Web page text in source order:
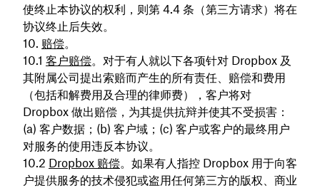
使终止本协议的权利，则第 4.4 条（第三方请求）将在
协议终止后失效。
赔偿。
客户赔偿。对于有人就以下各项针对 Dropbox 及
其附属公司提出索赔而产生的所有责任、赔偿和费用
（包括和解费用及合理的律师费），客户将对
Dropbox 做出赔偿，为其提供抗辩并使其不受损害：
(a) 客户数据；(b) 客户域；(c) 客户或客户的最终用户
对服务的使用违反本协议。
Dropbox 赔偿。如果有人指控 Dropbox 用于向客
户提供服务的技术侵犯或盗用任何第三方的版权、商业